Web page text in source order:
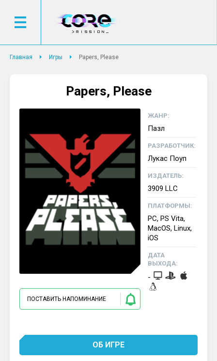
Главная Игры Papers, Please
Papers, Please
ПОСТАВИТЬ НАПОМИНАНИЕ
ЖАНР:
Пазл
РАЗРАБОТЧИК:
Лукас Поуп
ИЗДАТЕЛЬ:
3909 LLC
ПЛАТФОРМЫ:
PC, PS Vita,
MacOS, Linux,
iOS
ДАТА
ВЫХОДА:
-
ОБ ИГРЕ